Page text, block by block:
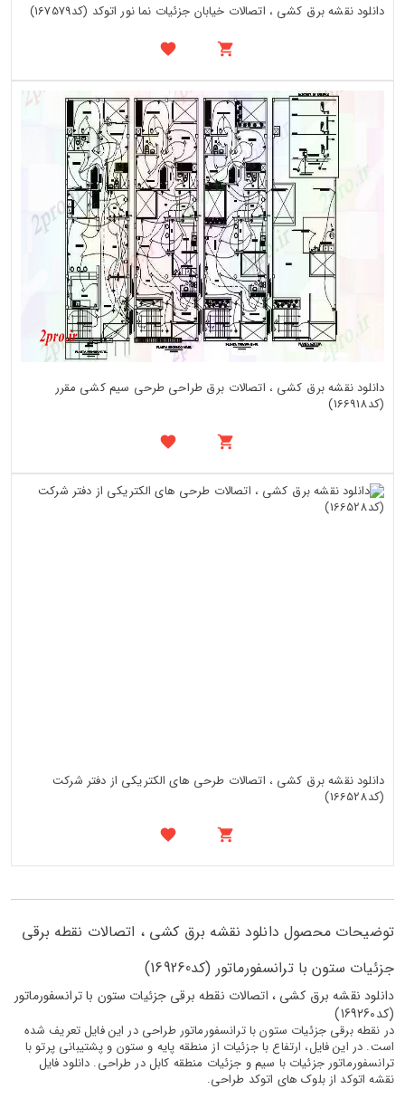
دانلود نقشه برق کشی ، اتصالات خیابان جزئیات نما نور اتوکد (کد167579)
دانلود نقشه برق کشی ، اتصالات برق طراحی طرحی سیم کشی مقرر
(کد166918)
دانلود نقشه برق کشی ، اتصالات طرحی های الکتریکی از دفتر شرکت
(کد166528)
توضیحات محصول دانلود نقشه برق کشی ، اتصالات نقطه برقی
جزئیات ستون با ترانسفورماتور (کد169260)
دانلود نقشه برق کشی ، اتصالات نقطه برقی جزئیات ستون با ترانسفورماتور
(کد169260)
در نقطه برقی جزئیات ستون با ترانسفورماتور طراحی در این فایل تعریف شده
است. در این فایل، ارتفاع با جزئیات از منطقه پایه و ستون و پشتیبانی پرتو با
ترانسفورماتور جزئیات با سیم و جزئیات منطقه کابل در طراحی. دانلود فایل
نقشه اتوکد از بلوک های اتوکد طراحی.